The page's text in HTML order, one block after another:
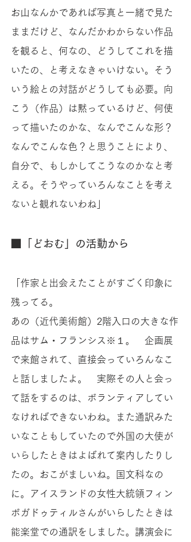
お山なんかであれば写真と一緒で見た
ままだけど、なんだかわからない作品
を観ると、何なの、どうしてこれを描
いたの、と考えなきゃいけない。そう
いう絵との対話がどうしても必要。向
こう（作品）は黙っているけど、何使
って描いたのかな、なんでこんな形？
なんでこんな色？と思うことにより、
自分で、もしかしてこうなのかなと考
える。そうやっていろんなことを考え
ないと観れないわね」
■「どおむ」の活動から
「作家と出会えたことがすごく印象に
残ってる。
あの（近代美術館）2階入口の大きな作
品はサム・フランシス※１。　企画展
で来館されて、直接会っていろんなこ
と話しましたよ。　実際その人と会っ
て話をするのは、ボランティアしてい
なければできないわね。また通訳みた
いなこともしていたので外国の大使が
いらしたときはよばれて案内したりし
たの。おこがましいね。国文科なの
に。アイスランドの女性大統領フィン
ボガドゥティルさんがいらしたときは
能楽堂での通訳をしました。講演会に